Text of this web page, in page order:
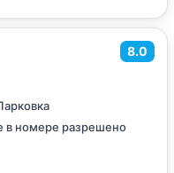
8.0
в номере разрешено